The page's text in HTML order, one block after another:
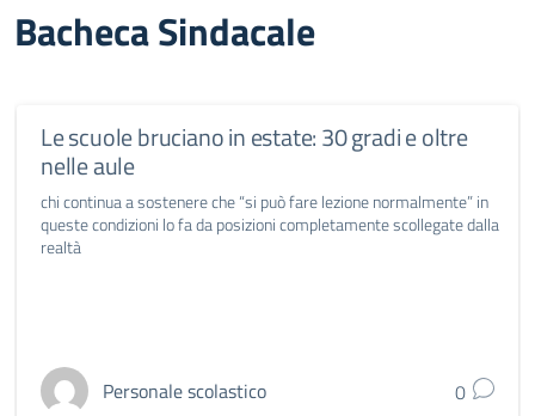
Bacheca Sindacale
Le scuole bruciano in estate: 30 gradi e oltre
nelle aule
chi continua a sostenere che “si può fare lezione normalmente” in
queste condizioni lo fa da posizioni completamente scollegate dalla
realtà
Personale scolastico 0